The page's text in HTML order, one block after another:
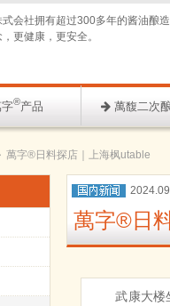
式会社拥有超过300多年的酱油酿
更健康，更安全。
字®产品 萬馥二次
萬字®日料探店｜上海枫utable
萬字®日
武康大楼